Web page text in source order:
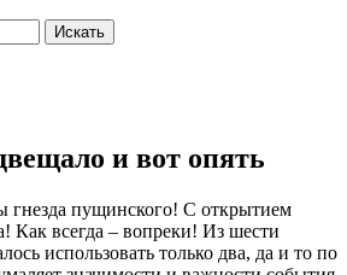
Искать
и вот опять
пущинского! С открытием
Как всегда – вопреки! Из шести
использовать только два, да и то по